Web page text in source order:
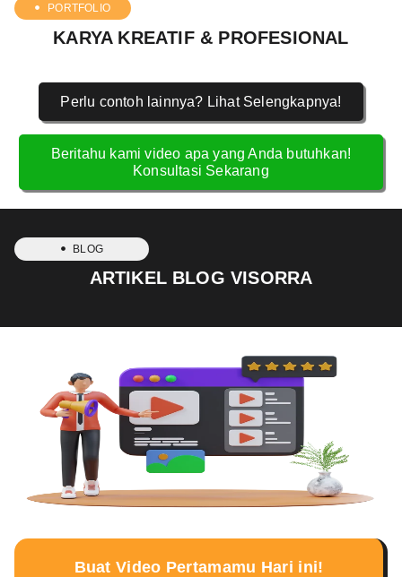
PORTFOLIO
KARYA KREATIF & PROFESIONAL
Perlu contoh lainnya? Lihat Selengkapnya!
Beritahu kami video apa yang Anda butuhkan!
Konsultasi Sekarang
BLOG
ARTIKEL BLOG VISORRA
Buat Video Pertamamu Hari ini!